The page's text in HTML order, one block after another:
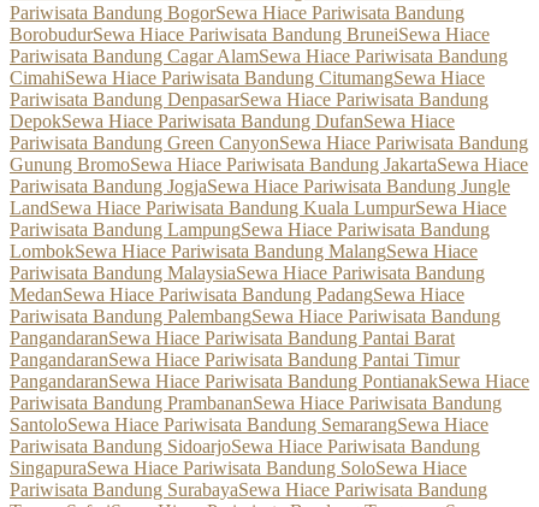
Pariwisata Bandung BogorSewa Hiace Pariwisata Bandung
BorobudurSewa Hiace Pariwisata Bandung BruneiSewa Hiace
Pariwisata Bandung Cagar AlamSewa Hiace Pariwisata Bandung
CimahiSewa Hiace Pariwisata Bandung CitumangSewa Hiace
Pariwisata Bandung DenpasarSewa Hiace Pariwisata Bandung
DepokSewa Hiace Pariwisata Bandung DufanSewa Hiace
Pariwisata Bandung Green CanyonSewa Hiace Pariwisata Bandung
Gunung BromoSewa Hiace Pariwisata Bandung JakartaSewa Hiace
Pariwisata Bandung JogjaSewa Hiace Pariwisata Bandung Jungle
LandSewa Hiace Pariwisata Bandung Kuala LumpurSewa Hiace
Pariwisata Bandung LampungSewa Hiace Pariwisata Bandung
LombokSewa Hiace Pariwisata Bandung MalangSewa Hiace
Pariwisata Bandung MalaysiaSewa Hiace Pariwisata Bandung
MedanSewa Hiace Pariwisata Bandung PadangSewa Hiace
Pariwisata Bandung PalembangSewa Hiace Pariwisata Bandung
PangandaranSewa Hiace Pariwisata Bandung Pantai Barat
PangandaranSewa Hiace Pariwisata Bandung Pantai Timur
PangandaranSewa Hiace Pariwisata Bandung PontianakSewa Hiace
Pariwisata Bandung PrambananSewa Hiace Pariwisata Bandung
SantoloSewa Hiace Pariwisata Bandung SemarangSewa Hiace
Pariwisata Bandung SidoarjoSewa Hiace Pariwisata Bandung
SingapuraSewa Hiace Pariwisata Bandung SoloSewa Hiace
Pariwisata Bandung SurabayaSewa Hiace Pariwisata Bandung